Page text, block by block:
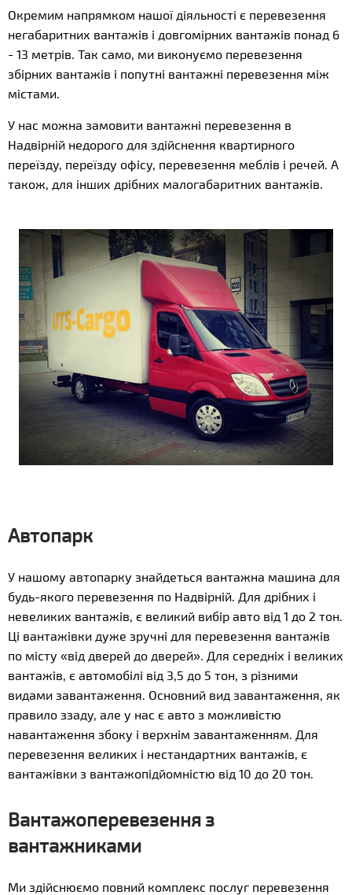
Окремим напрямком нашої діяльності є перевезення
негабаритних вантажів і довгомірних вантажів понад 6
- 13 метрів. Так само, ми виконуємо перевезення
збірних вантажів і попутні вантажні перевезення між
містами.
У нас можна замовити вантажні перевезення в
Надвірній недорого для здійснення квартирного
переїзду, переїзду офісу, перевезення меблів і речей. А
також, для інших дрібних малогабаритних вантажів.
Автопарк
У нашому автопарку знайдеться вантажна машина для
будь-якого перевезення по Надвірній. Для дрібних і
невеликих вантажів, є великий вибір авто від 1 до 2 тон.
Ці вантажівки дуже зручні для перевезення вантажів
по місту «від дверей до дверей». Для середніх і великих
вантажів, є автомобілі від 3,5 до 5 тон, з різними
видами завантаження. Основний вид завантаження, як
правило ззаду, але у нас є авто з можливістю
навантаження збоку і верхнім завантаженням. Для
перевезення великих і нестандартних вантажів, є
вантажівки з вантажопідйомністю від 10 до 20 тон.
Вантажоперевезення з
вантажниками
Ми здійснюємо повний комплекс послуг перевезення